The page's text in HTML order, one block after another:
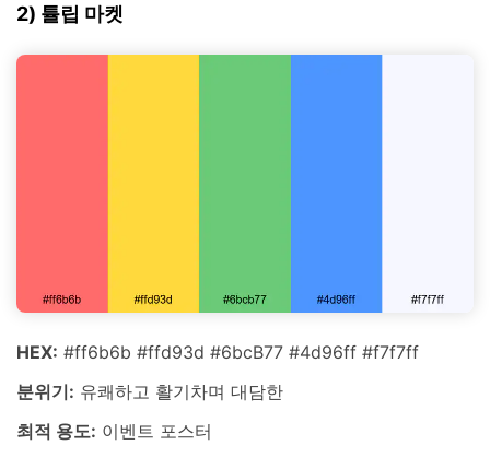
2) 튤립 마켓
HEX: #ff6b6b #ffd93d #6bcB77 #4d96ff #f7f7ff
분위기: 유쾌하고 활기차며 대담한
최적 용도: 이벤트 포스터